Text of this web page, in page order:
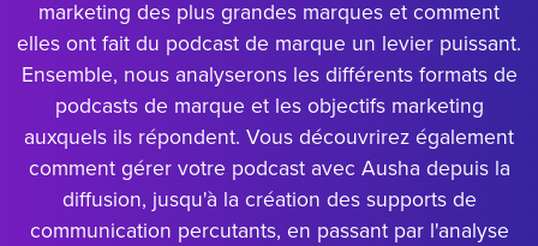
marketing des plus grandes marques et comment
elles ont fait du podcast de marque un levier puissant.
Ensemble, nous analyserons les différents formats de
podcasts de marque et les objectifs marketing
auxquels ils répondent. Vous découvrirez également
comment gérer votre podcast avec Ausha depuis la
diffusion, jusqu'à la création des supports de
communication percutants, en passant par l'analyse